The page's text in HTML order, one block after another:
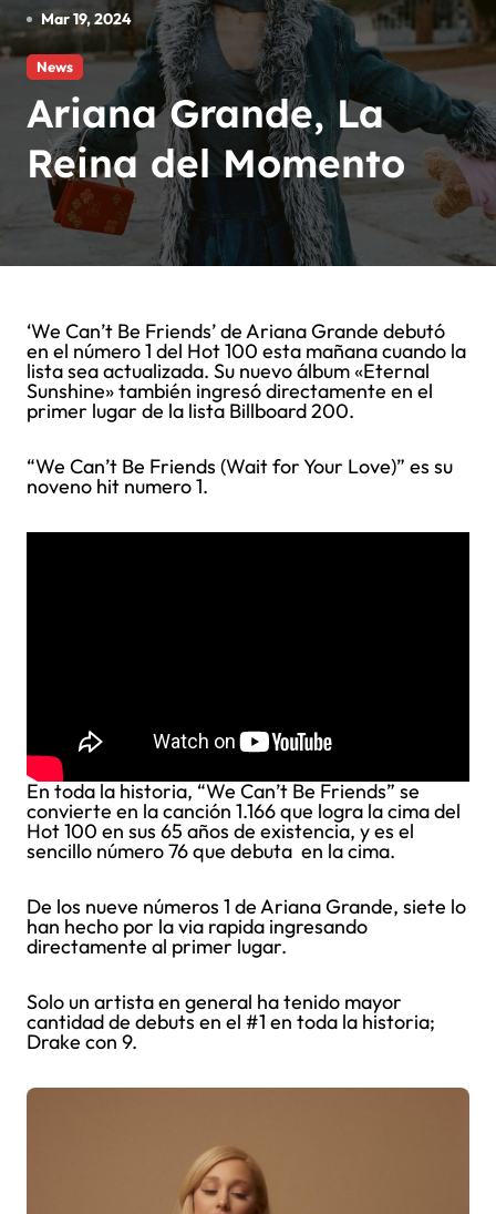
Mar 19, 2024
News
Ariana Grande, La
Reina del Momento
‘We Can’t Be Friends’ de Ariana Grande debutó
en el número 1 del Hot 100 esta mañana cuando la
lista sea actualizada. Su nuevo álbum «Eternal
Sunshine» también ingresó directamente en el
primer lugar de la lista Billboard 200.
“We Can’t Be Friends (Wait for Your Love)” es su
noveno hit numero 1.
En toda la historia, “We Can’t Be Friends” se
convierte en la canción 1.166 que logra la cima del
Hot 100 en sus 65 años de existencia, y es el
sencillo número 76 que debuta en la cima.
De los nueve números 1 de Ariana Grande, siete lo
han hecho por la via rapida ingresando
directamente al primer lugar.
Solo un artista en general ha tenido mayor
cantidad de debuts en el #1 en toda la historia;
Drake con 9.